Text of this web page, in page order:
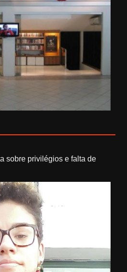
sobre privilégios e falta de